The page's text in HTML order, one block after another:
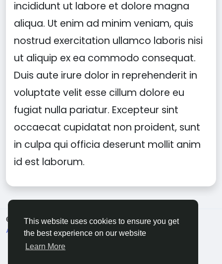
This website uses cookies to ensure you get
the best experience on our website
Learn More
incididunt ut labore et dolore magna
aliqua. Ut enim ad minim veniam, quis
nostrud exercitation ullamco laboris nisi
ut aliquip ex ea commodo consequat.
Duis aute irure dolor in reprehenderit in
voluptate velit esse cillum dolore eu
fugiat nulla pariatur. Excepteur sint
occaecat cupidatat non proident, sunt
in culpa qui officia deserunt mollit anim
id est laborum.
© 2026 Sngine
Dutch
About
Voorwaarden Privacy Contact Us
Bedrijvengids